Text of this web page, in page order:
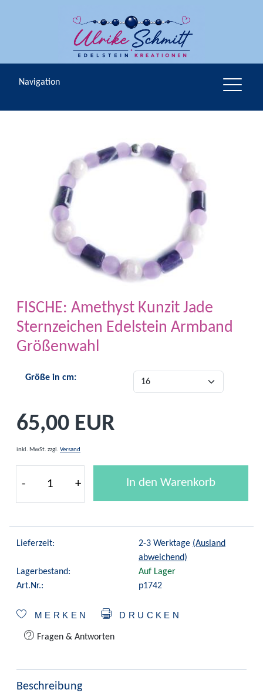
Navigation
FISCHE: Amethyst Kunzit Jade
Sternzeichen Edelstein Armband
Größenwahl
Größe in cm:
65,00 EUR
inkl. MwSt. zzgl. Versand
- + In den Warenkorb
Lieferzeit: 2-3 Werktage (Ausland
abweichend)
Lagerbestand:
Auf Lager
Art.Nr.:
p1742
MERKEN DRUCKEN
Fragen & Antworten
Beschreibung